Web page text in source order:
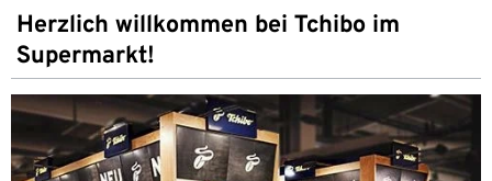
Herzlich willkommen bei Tchibo im
Supermarkt!